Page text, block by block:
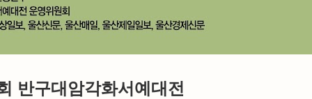
반구대암각화서예대전